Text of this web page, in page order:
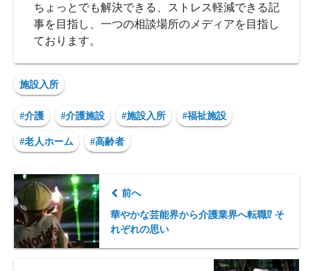
ちょっとでも解決できる、ストレス軽減できる記
事を目指し、一つの相談場所のメディアを目指し
ております。
施設入所
#介護 #介護施設 #施設入所 #福祉施設
#老人ホーム #高齢者
前へ
華やかな芸能界から介護業界へ転職⁉︎ そ
れぞれの思い